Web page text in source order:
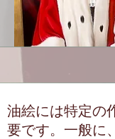
油絵には特定の
要です。一般に